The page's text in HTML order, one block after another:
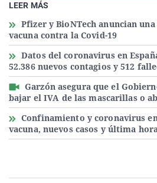
LEER MÁS
Pfizer y BioNTech anuncian
vacuna contra la Covid-19
Datos del coronavirus en
52.386 nuevos contagios y 512
Garzón asegura que el
bajar el IVA de las mascarillas o
Confinamiento y coronavirus
vacuna, nuevos casos y última